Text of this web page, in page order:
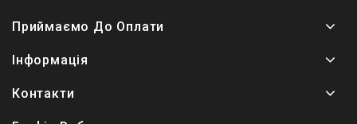
Приймаємо До Оплати
Інформація
Контакти